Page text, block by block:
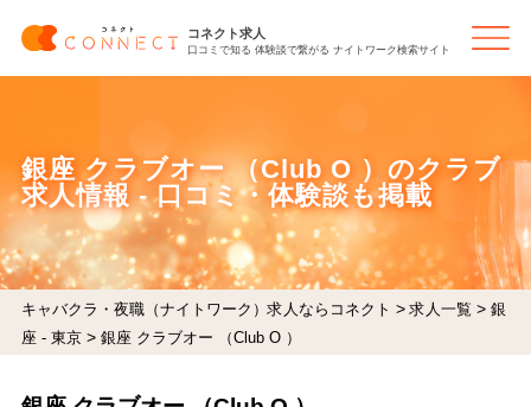
コネクト求人
口コミで知る 体験談で繋がる ナイトワーク検索サイト
銀座 クラブオー （Club O ）のクラブ
求人情報 - 口コミ・体験談も掲載
キャバクラ・夜職（ナイトワーク）求人ならコネクト >求人一覧 > 銀
座 - 東京> 銀座 クラブオー （Club O ）